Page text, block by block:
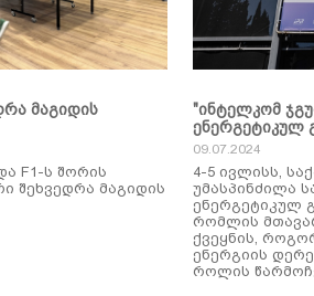
მაგიდის
F1-ს შორის
შეხვედრა მაგიდის
"ინტელკომ
ენერგეტიკულ
09.07.2024
4-5 ივლისს,
უმასპინძილა
ენერგეტიკულ
რომლის
ქვეყნის,
ენერგიის
როლის